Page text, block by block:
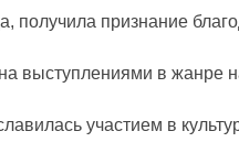
получила признание
выступлениями в жанре
участием в